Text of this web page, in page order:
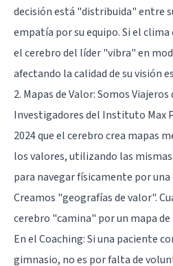
decisión está "distribuida" entre
empatía por su equipo. Si el
el cerebro del líder "vibra" en
afectando la calidad de su visión
2. Mapas de Valor: Somos
Investigadores del Instituto Max
2024 que el cerebro crea mapas
los valores, utilizando las
para navegar físicamente por una
Creamos "geografías de valor".
cerebro "camina" por un mapa
En el Coaching: Si una paciente
gimnasio, no es por falta de